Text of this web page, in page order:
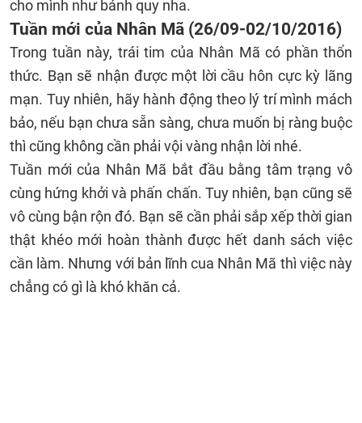
cho mình như bánh quy nha.
Tuần mới của Nhân Mã (26/09-02/10/2016)
Trong tuần này, trái tim của Nhân Mã có phần thổn
thức. Bạn sẽ nhận được một lời cầu hôn cực kỳ lãng
mạn. Tuy nhiên, hãy hành động theo lý trí mình mách
bảo, nếu bạn chưa sẵn sàng, chưa muốn bị ràng buộc
thì cũng không cần phải vội vàng nhận lời nhé.
Tuần mới của Nhân Mã bắt đầu bằng tâm trạng vô
cùng hứng khởi và phấn chấn. Tuy nhiên, bạn cũng sẽ
vô cùng bận rộn đó. Bạn sẽ cần phải sắp xếp thời gian
thật khéo mới hoàn thành được hết danh sách việc
cần làm. Nhưng với bản lĩnh cua Nhân Mã thì việc này
chẳng có gì là khó khăn cả.